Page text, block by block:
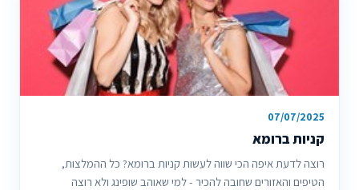
07/07/2025
קניות ברומא
רוצה לדעת איפה הכי שווה לעשות קניות ברומא? כל ההמלצות,
הטיפים והאזורים שחובה להכיר - למי שאוהב שופינג ולא רוצה